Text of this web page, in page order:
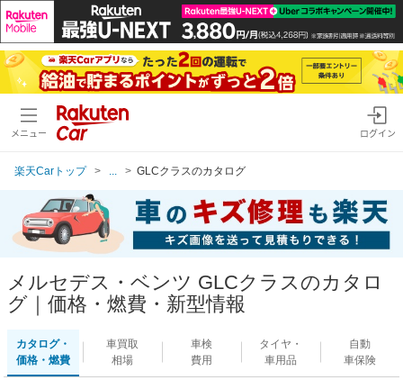
メニュー ログイン
楽天Carトップ GLCクラスのカタログ
メルセデス・ベンツ GLCクラスのカタロ
グ｜価格・燃費・新型情報
カタログ・
価格・燃費
車買取
相場
車検
費用
タイヤ・
車用品
自動
車保険